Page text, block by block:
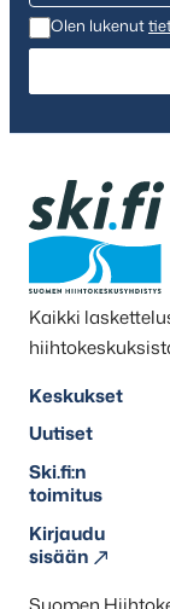
Olen lukenut
Kaikki
Keskukset
Uutiset
Ski.fi:n
toimitus
Kirjaudu
sisään